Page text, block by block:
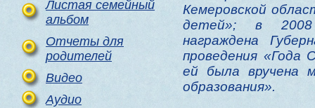
Листая семейный
альбом
Отчеты для
родителей
Видео
Аудио
Кемеровской
детей»; в
награждена
проведения «Года
ей была вручена
образования».